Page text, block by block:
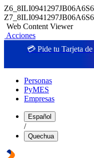
Web Content Viewer
Acciones
💳 Pide tu Tarjeta
Personas
PyMES
Empresas
Español
/
Quechua